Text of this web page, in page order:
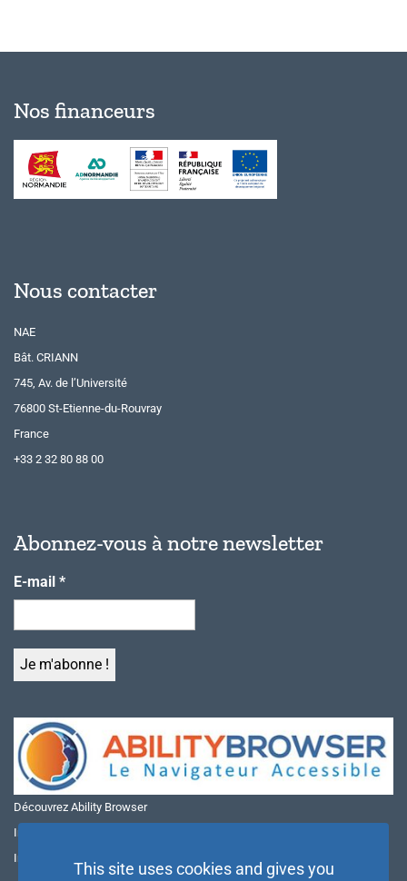
Nos financeurs
Nous contacter
NAE
Bât. CRIANN
745, Av. de l’Université
76800 St-Etienne-du-Rouvray
France
+33 2 32 80 88 00
Abonnez-vous à notre newsletter
E-mail *
Découvrez Ability Browser
Installer Ability Browser sur Windows
Installer Ability Browser sur Mac
This site uses cookies and gives you